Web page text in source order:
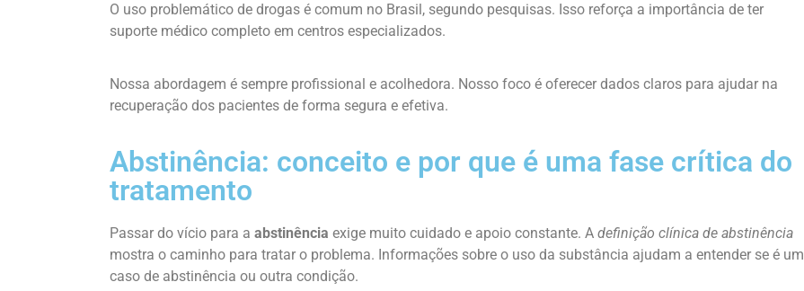
O uso problemático de drogas é comum no Brasil, segundo pesquisas. Isso reforça a importância de ter
suporte médico completo em centros especializados.
Nossa abordagem é sempre profissional e acolhedora. Nosso foco é oferecer dados claros para ajudar na
recuperação dos pacientes de forma segura e efetiva.
Abstinência: conceito e por que é uma fase crítica do
tratamento
Passar do vício para a abstinência exige muito cuidado e apoio constante. A definição clínica de abstinência
mostra o caminho para tratar o problema. Informações sobre o uso da substância ajudam a entender se é um
caso de abstinência ou outra condição.